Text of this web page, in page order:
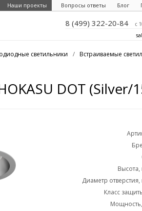
Наши проекты Вопросы ответы Блог
8 (499) 322-20-84 c
светильники / Встраиваемые
DOT
Диаметр
Класс